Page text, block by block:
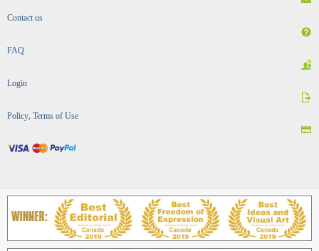
Contact us
FAQ
Login
Policy, Terms of Use